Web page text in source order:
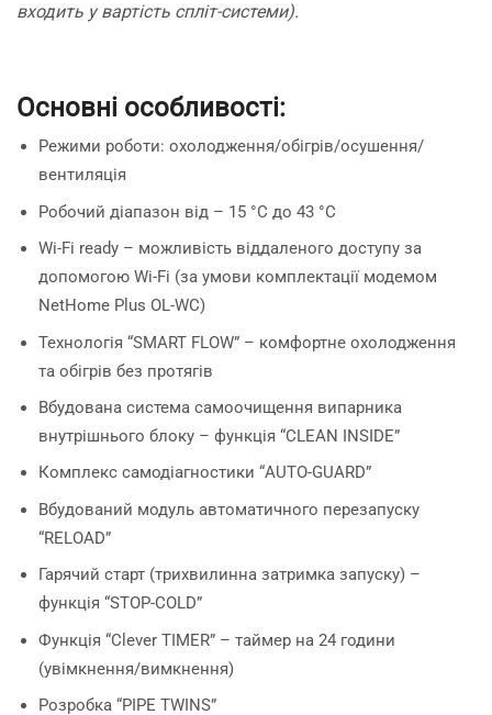
входить у вартість спліт-системи).
Основні особливості:
Режими роботи: охолодження/обігрів/осушення/
вентиляція
Робочий діапазон від – 15 °C до 43 °C
Wi-Fi ready – можливість віддаленого доступу за
допомогою Wi-Fi (за умови комплектації модемом
NetHome Plus OL-WC)
Технологія “SMART FLOW” – комфортне охолодження
та обігрів без протягів
Вбудована система самоочищення випарника
внутрішнього блоку – функція “CLEAN INSIDE”
Комплекс самодіагностики “AUTO-GUARD”
Вбудований модуль автоматичного перезапуску
“RELOAD”
Гарячий старт (трихвилинна затримка запуску) –
функція “STOP-COLD”
Функція “Сlever TIMER” – таймер на 24 години
(увімкнення/вимкнення)
Розробка “PIPE TWINS”